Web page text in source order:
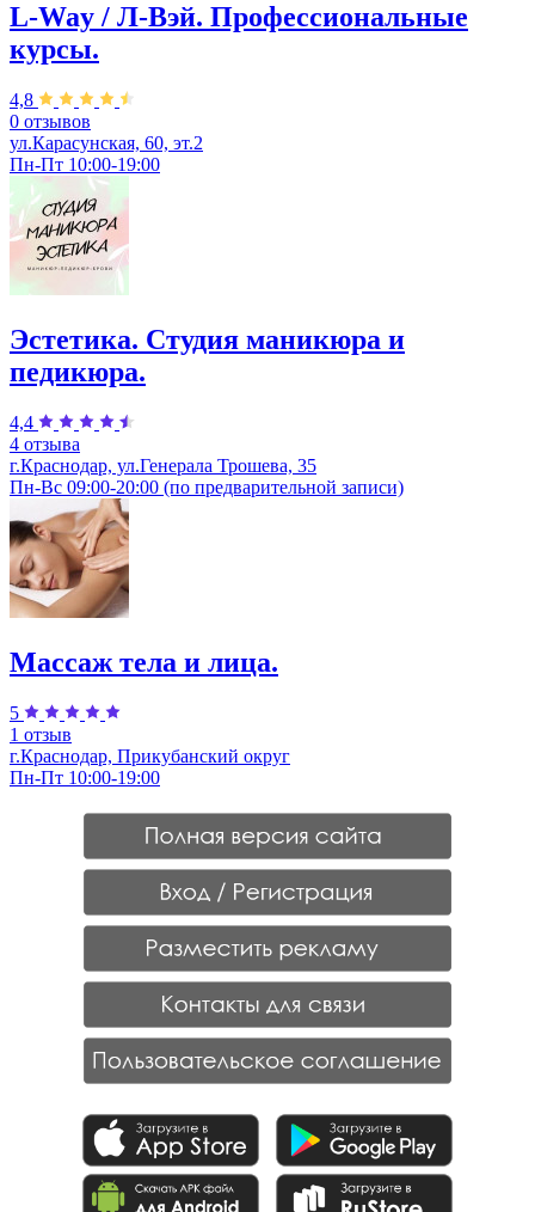
L-Way / Л-Вэй. Профессиональные
курсы.
4,8
0 отзывов
ул.Карасунская, 60, эт.2
Пн-Пт 10:00-19:00
Эстетика. Студия маникюра и
педикюра.
4,4
4 отзыва
г.Краснодар, ул.Генерала Трошева, 35
Пн-Вс 09:00-20:00 (по предварительной записи)
Массаж тела и лица.
5
1 отзыв
г.Краснодар, Прикубанский округ
Пн-Пт 10:00-19:00